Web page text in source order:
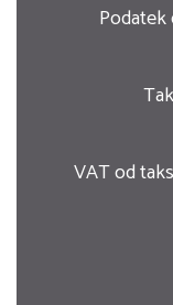
VAT od